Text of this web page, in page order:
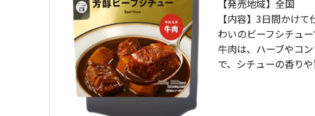
【発売地域】全国
【内容】3日間かけ
わいのビーフシチュー
牛肉は、ハーブやコ
で、シチューの香り